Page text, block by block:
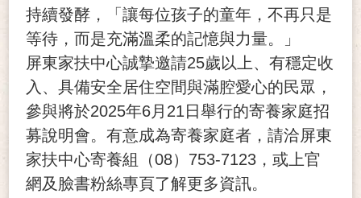
持續發酵，「讓每位孩子的童年，不再只是
等待，而是充滿溫柔的記憶與力量。」
屏東家扶中心誠摯邀請25歲以上、有穩定收
入、具備安全居住空間與滿腔愛心的民眾，
參與將於2025年6月21日舉行的寄養家庭招
募說明會。有意成為寄養家庭者，請洽屏東
家扶中心寄養組（08）753-7123，或上官
網及臉書粉絲專頁了解更多資訊。